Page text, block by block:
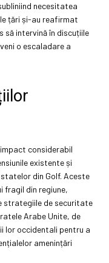
necesitatea
țări și-au reafirmat
să intervină în discuțiile
o escaladare a
considerabil
existente și
din Golf. Aceste
fragil din regiune,
strategiile de securitate
Arabe Unite, de
lor occidentali pentru a
amenințări